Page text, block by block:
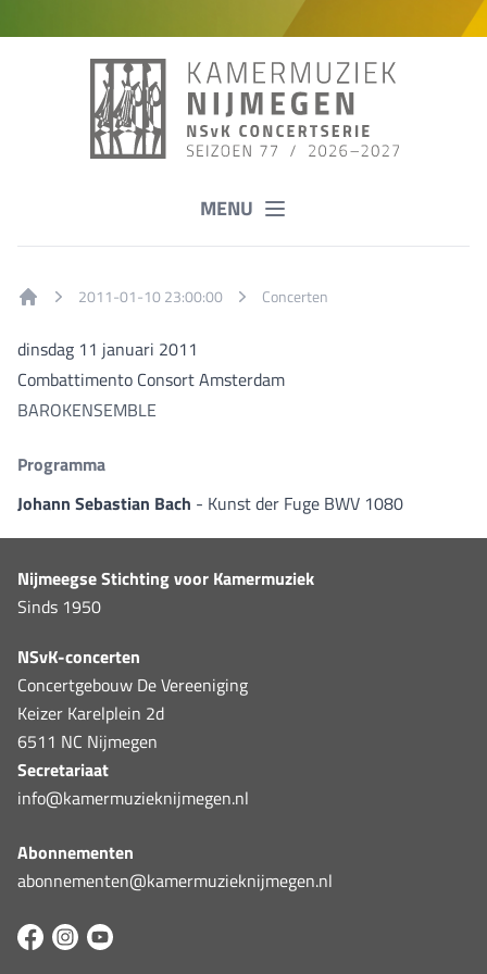
MENU
2011-01-10 23:00:00 Concerten
dinsdag 11 januari 2011
Combattimento Consort Amsterdam
BAROKENSEMBLE
Programma
Johann Sebastian Bach - Kunst der Fuge BWV 1080
Nijmeegse Stichting voor Kamermuziek
Sinds 1950
NSvK-concerten
Concertgebouw De Vereeniging
Keizer Karelplein 2d
6511 NC Nijmegen
Secretariaat
info@kamermuzieknijmegen.nl
Abonnementen
abonnementen@kamermuzieknijmegen.nl